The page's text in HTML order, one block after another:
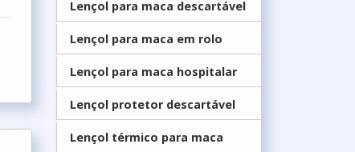
Lençol para maca descartável
Lençol para maca em rolo
Lençol para maca hospitalar
Lençol protetor descartável
Lençol térmico para maca